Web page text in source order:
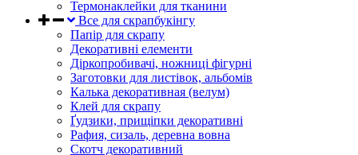
Термонаклейки для тканини
Все для скрапбукінгу
Папір для скрапу
Декоративні елементи
Діркопробивачі, ножниці фігурні
Заготовки для листівок, альбомів
Калька декоративная (велум)
Клей для скрапу
Ґудзики, прищіпки декоративні
Рафия, сизаль, деревна вовна
Скотч декоративний